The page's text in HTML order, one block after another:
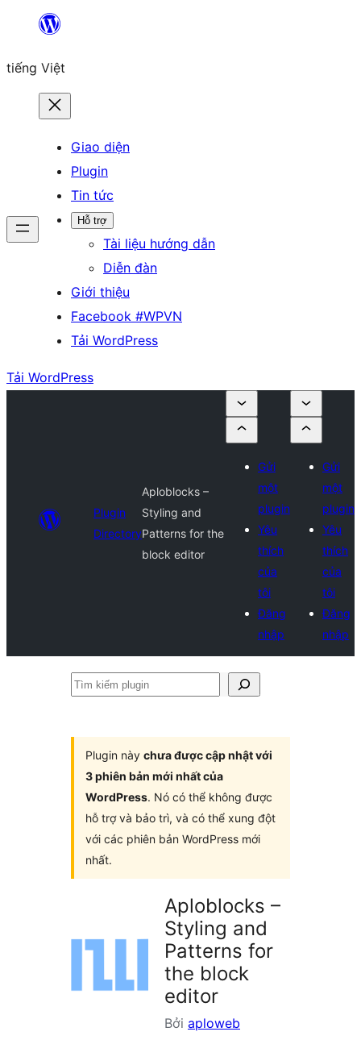
Chuyển
phần
tiếng Việt
Giao diện
Plugin
Tin tức
Hỗ trợ
Tài liệu hướng dẫn
Diễn đàn
Giới thiệu
Facebook #WPVN
Tải WordPress
Tải WordPress
Plugin
Directory
Aploblocks –
Styling and
Patterns for the
block editor
Gửi
một
plugin
Yêu
thích
của
tôi
Đăng
nhập
Gửi
một
plugin
Yêu
thích
của
tôi
Đăng
nhập
Tìm
Plugin này chưa được cập nhật với
3 phiên bản mới nhất của
WordPress. Nó có thể không được
hỗ trợ và bảo trì, và có thể xung đột
với các phiên bản WordPress mới
nhất.
Aploblocks –
Styling and
Patterns for
the block
editor
Bởi aploweb